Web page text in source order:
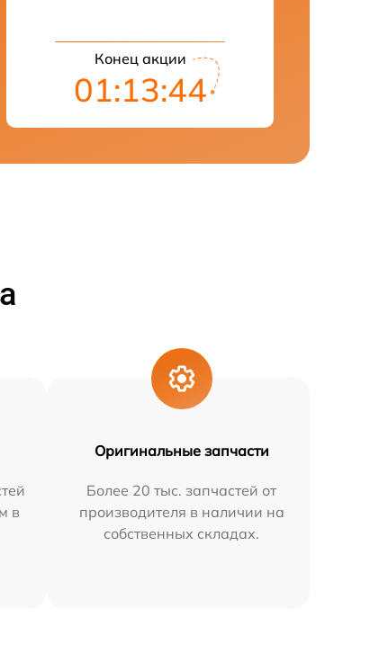
Конец акции
01:13:43
в
Оригинальные запчасти
Более 20 тыс. запчастей от
производителя в наличии на
собственных складах.